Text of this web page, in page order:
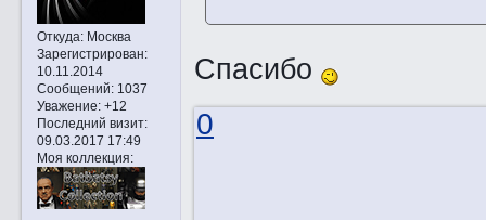
Откуда:Москва
Зарегистрирован:
10.11.2014
Сообщений:1037
Уважение: +12
Последний визит:
09.03.2017 17:49
Моя коллекция:
Спасибо
0